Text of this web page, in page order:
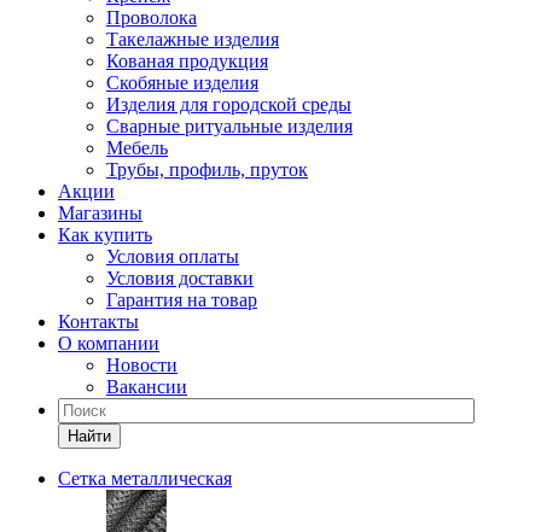
Проволока
Такелажные изделия
Кованая продукция
Скобяные изделия
Изделия для городской среды
Сварные ритуальные изделия
Мебель
Трубы, профиль, пруток
Акции
Магазины
Как купить
Условия оплаты
Условия доставки
Гарантия на товар
Контакты
О компании
Новости
Вакансии
Найти
Сетка металлическая